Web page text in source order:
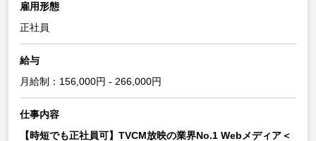
雇用形態
正社員
給与
月給制：156,000円 - 266,000円
仕事内容
【時短でも正社員可】TVCM放映の業界No.1 Webメディア＜